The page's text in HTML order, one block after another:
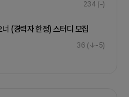
234 (-)
(경력자 한정) 스터디 모집
36 (↓-5)